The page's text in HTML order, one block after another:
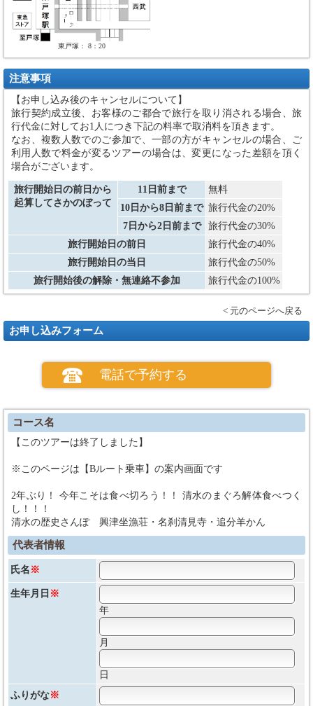
東戸塚： 8：20
注意事項
【お申し込み後のキャンセルについて】
旅行契約成立後、お客様のご都合で旅行を取り消される場合、旅
行代金に対してお1人につき下記の料率で取消料を頂きます。
なお、複数人数でのご参加で、一部の方がキャンセルの場合、ご
利用人数で料金が変るツアーの場合は、変更になった差額を頂く
場合がございます。
旅行開始日の前日から
起算してさかのぼって
11日前まで
無料
10日から8日前まで 旅行代金の20%
7日から2日前まで
旅行代金の30%
旅行開始日の前日
旅行代金の40%
旅行開始日の当日
旅行代金の50%
旅行開始後の解除・無連絡不参加
旅行代金の100%
< 元のページへ戻る
お申し込みフォーム
電話で予約する
コース名
【このツアーは終了しました】
※このページは【Bルート乗車】の案内画面です
2年ぶり！ 今年こそは食べ切ろう！！ 清水のまぐろ解体食べつく
し！！！
清水の歴史さんぽ 興津坐漁荘・名刹清見寺・追分羊かん
代表者情報
氏名 ※
生年月日 ※
年
月
日
ふりがな※